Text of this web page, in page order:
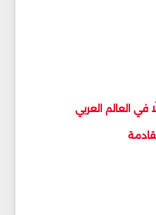
في العالم العربي